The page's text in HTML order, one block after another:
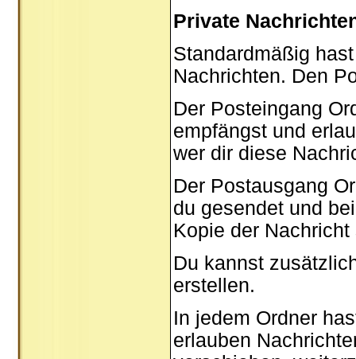
Private
Standardmäßig
Nachrichten. Den
Der Posteingang
empfängst und
wer dir diese
Der Postausgang
du gesendet und
Kopie der
Du kannst
erstellen.
In jedem Ordner
erlauben